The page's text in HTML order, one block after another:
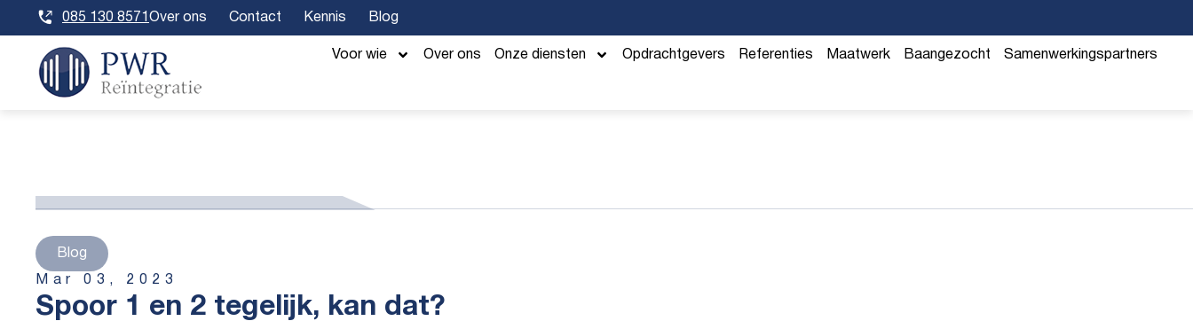
to
content
085 130 8571 Over ons Contact Kennis Blog
Voor wie Over ons Onze diensten Opdrachtgevers Referenties Maatwerk Baangezocht Samenwerkingspartners
Blog
Mar 03, 2023
Spoor 1 en 2 tegelijk, kan dat?